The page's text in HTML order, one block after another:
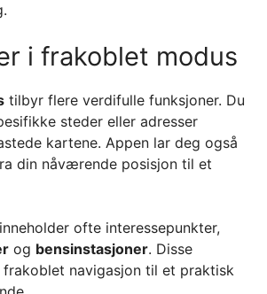
i frakoblet modus
tilbyr flere verdifulle funksjoner. Du
steder eller adresser
kartene. Appen lar deg også
din nåværende posisjon til et
ofte interessepunkter,
og bensinstasjoner. Disse
navigasjon til et praktisk